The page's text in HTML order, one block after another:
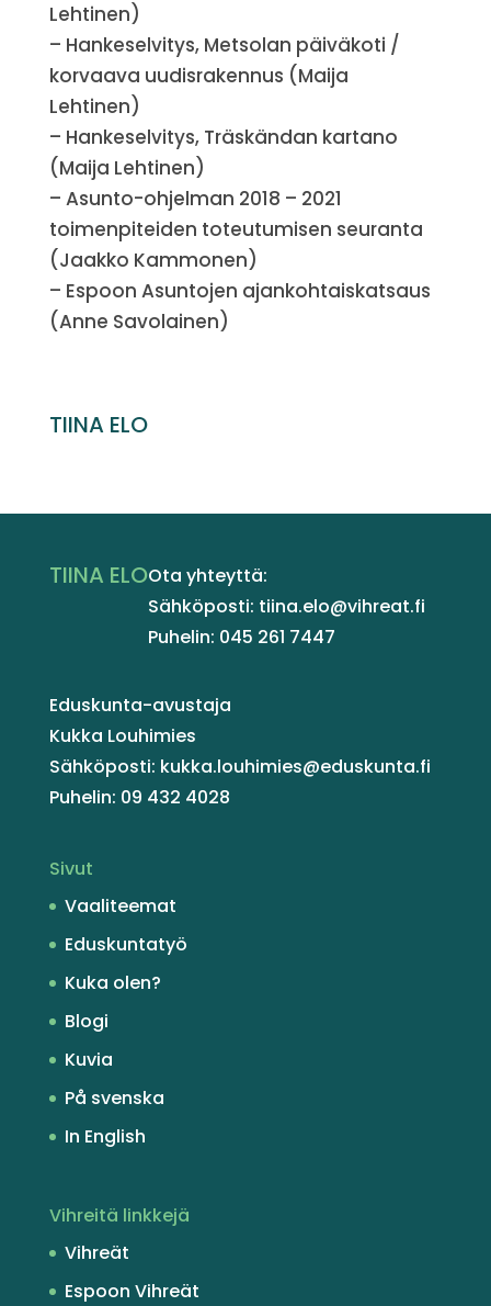
Lehtinen)
– Hankeselvitys, Metsolan päiväkoti /
korvaava uudisrakennus (Maija
Lehtinen)
– Hankeselvitys, Träskändan kartano
(Maija Lehtinen)
– Asunto-ohjelman 2018 – 2021
toimenpiteiden toteutumisen seuranta
(Jaakko Kammonen)
– Espoon Asuntojen ajankohtaiskatsaus
(Anne Savolainen)
TIINA ELO
TIINA ELOOta yhteyttä:
Sähköposti: tiina.elo@vihreat.fi
Puhelin: 045 261 7447
Eduskunta-avustaja
Kukka Louhimies
Sähköposti: kukka.louhimies@eduskunta.fi
Puhelin: 09 432 4028
Sivut
Vaaliteemat
Eduskuntatyö
Kuka olen?
Blogi
Kuvia
På svenska
In English
Vihreitä linkkejä
Vihreät
Espoon Vihreät